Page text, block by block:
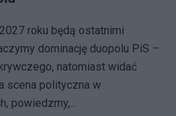
roku będą ostatnimi
dominację duopolu PiS –
natomiast widać
scena polityczna w
powiedzmy,...